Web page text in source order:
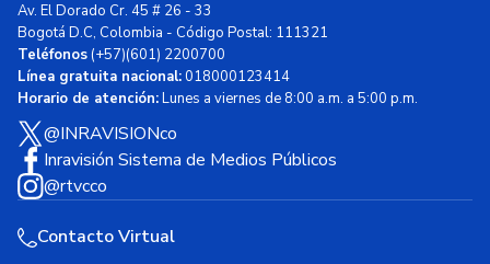
Av. El Dorado Cr. 45 # 26 - 33
Bogotá D.C, Colombia - Código Postal: 111321
Teléfonos(+57)(601) 2200700
Línea gratuita nacional:018000123414
Horario de atención:Lunes a viernes de 8:00 a.m. a 5:00 p.m.
@INRAVISIONco
Inravisión Sistema de Medios Públicos
@rtvcco
Contacto Virtual